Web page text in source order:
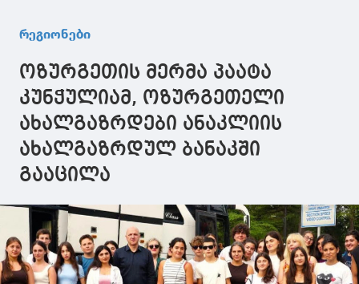
რეგიონები
ოზურგეთის მერმა პაატა
კუნჭულიამ, ოზურგეთელი
ახალგაზრდები ანაკლიის
ახალგაზრდულ ბანაკში
გააცილა